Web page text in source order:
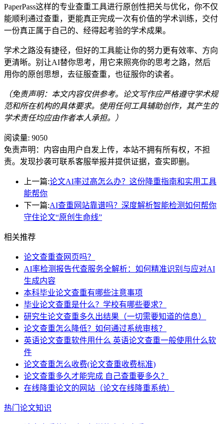
PaperPass这样的专业查重工具进行原创性把关与优化，你不仅
能顺利通过查重，更能真正完成一次有价值的学术训练，交付
一份真正属于自己的、经得起考验的学术成果。
学术之路没有捷径，但好的工具能让你的努力更有效率、方向
更清晰。别让AI替你思考，用它来照亮你的思考之路，然后
用你的原创思想，去征服查重，也征服你的读者。
（免责声明：本文内容仅供参考。论文写作应严格遵守学术规
范和所在机构的具体要求。使用任何工具辅助创作，其产生的
学术责任均应由作者本人承担。）
阅读量: 9050
免责声明：内容由用户自发上传，本站不拥有所有权，不担
责。发现抄袭可联系客服举报并提供证据，查实即删。
上一篇:论文AI率过高怎么办？这份降重指南和实用工具
能帮你
下一篇:AI查重网站靠谱吗？深度解析智能检测如何帮你
守住论文“原创生命线”
相关推荐
论文查重查网页吗？
AI率检测报告代查服务全解析：如何精准识别与应对AI
生成内容
本科毕业论文查重有哪些注意事项
毕业论文查重是什么？学校有哪些要求？
研究生论文查重多久出结果（一切需要知道的信息）
论文查重怎么降低？如何通过系统审核？
英语论文查重软件用什么 英语论文查重一般使用什么软
件
论文查重怎么收费(论文查重收费标准)
论文查重多久才能完成 自己查重要多久？
在线降重论文的网站（论文在线降重系统）
热门论文知识